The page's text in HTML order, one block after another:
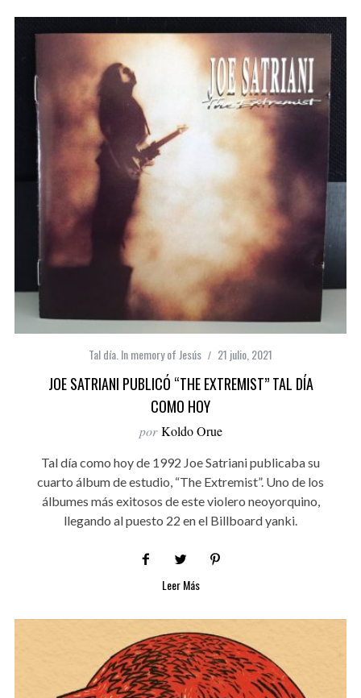
Tal día. In memory of Jesús 21 julio, 2021
JOE SATRIANI PUBLICÓ “THE EXTREMIST” TAL DÍA
COMO HOY
por Koldo Orue
Tal día como hoy de 1992 Joe Satriani publicaba su
cuarto álbum de estudio, “The Extremist”. Uno de los
álbumes más exitosos de este violero neoyorquino,
llegando al puesto 22 en el Billboard yanki.
Leer Más